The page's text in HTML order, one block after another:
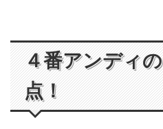
４番アンディ
点！